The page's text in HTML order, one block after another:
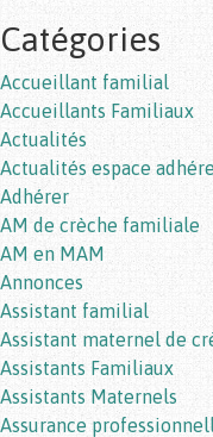
Catégories
Accueillant familial
Accueillants Familiaux
Actualités
Actualités espace
Adhérer
AM de crèche familiale
AM en MAM
Annonces
Assistant familial
Assistant maternel de
Assistants Familiaux
Assistants Maternels
Assurance